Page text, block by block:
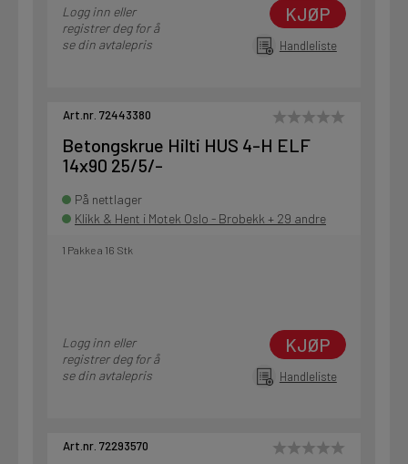
Logg inn eller
registrer deg for å
se din avtalepris
KJØP
Handleliste
Art.nr. 72443380
Betongskrue Hilti HUS 4-H ELF
14x90 25/5/-
På nettlager
Klikk & Hent i Motek Oslo - Brobekk + 29 andre
1 Pakke a 16 Stk
Logg inn eller
registrer deg for å
se din avtalepris
KJØP
Handleliste
Art.nr. 72293570